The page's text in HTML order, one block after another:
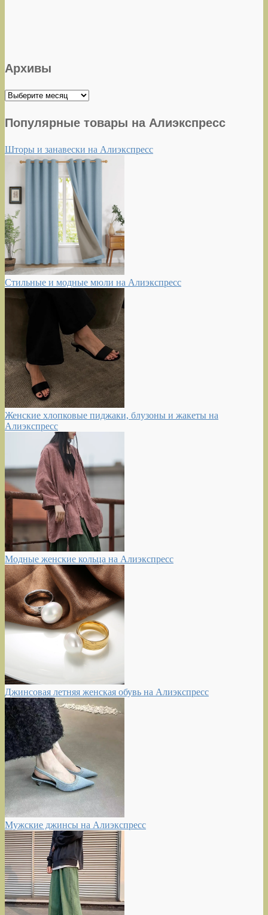
Архивы
Архивы
Популярные товары на Алиэкспресс
Шторы и занавески на Алиэкспресс
Стильные и модные мюли на Алиэкспресс
Женские хлопковые пиджаки, блузоны и жакеты на
Алиэкспресс
Модные женские кольца на Алиэкспресс
Джинсовая летняя женская обувь на Алиэкспресс
Мужские джинсы на Алиэкспресс